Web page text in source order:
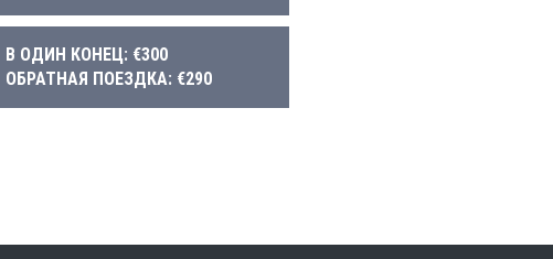
В ОДИН КОНЕЦ: €300
ОБРАТНАЯ ПОЕЗДКА: €290